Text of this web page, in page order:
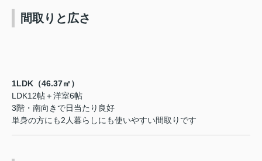
間取りと広さ
1LDK（46.37㎡）
LDK12帖＋洋室6帖
3階・南向きで日当たり良好
単身の方にも2人暮らしにも使いやすい間取りです